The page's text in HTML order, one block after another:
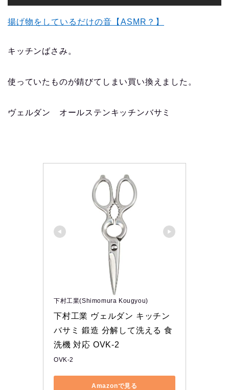
揚げ物をしているだけの音【ASMR？】
キッチンばさみ。
使っていたものが錆びてしまい買い換えました。
ヴェルダン オールステンキッチンバサミ
下村工業(Shimomura Kougyou)
下村工業 ヴェルダン キッチン
バサミ 鍛造 分解して洗える 食
洗機 対応 OVK-2
OVK-2
Amazonで見る